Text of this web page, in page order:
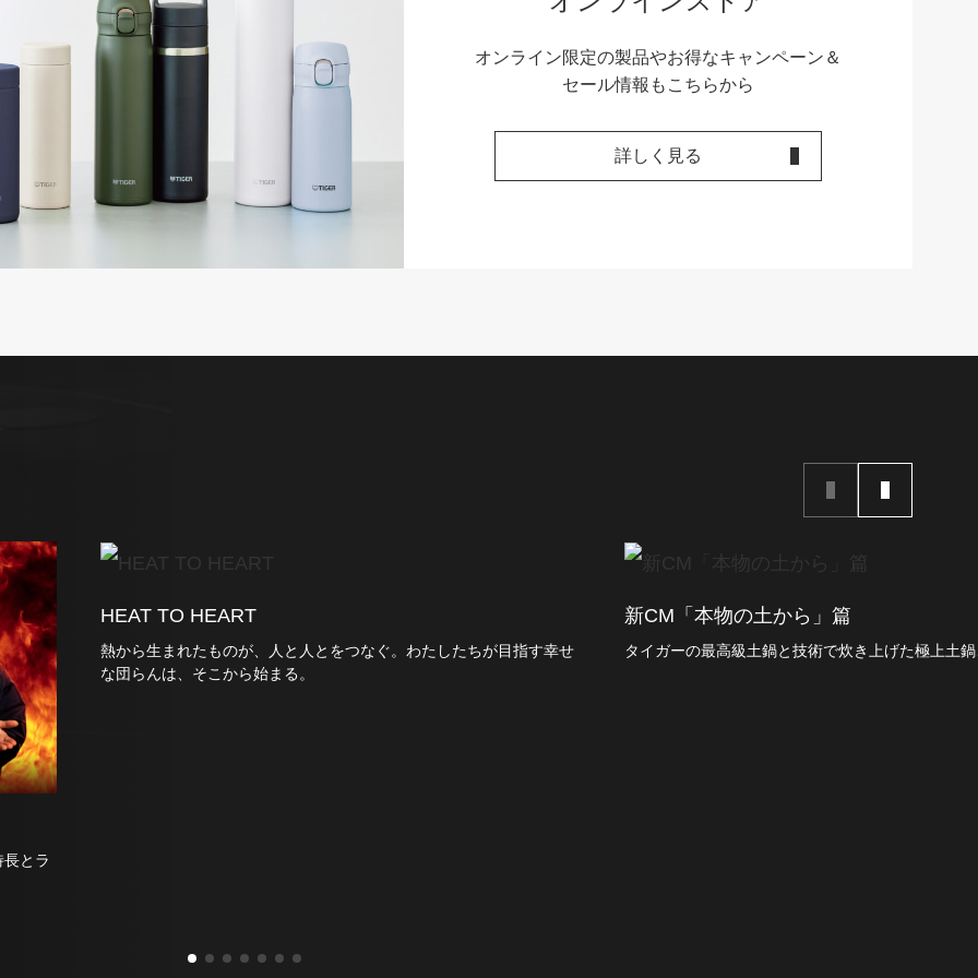
オンライン限定の製品やお得なキャンペーン＆
セール情報もこちらから
詳しく見る
とラ
HEAT TO HEART
熱から⽣まれたものが、⼈と⼈とをつなぐ。わたしたちが⽬指す幸せ
な団らんは、そこから始まる。
新CM「本物の土から」篇
タイガーの最高級土鍋と技術で炊き上げた極上土